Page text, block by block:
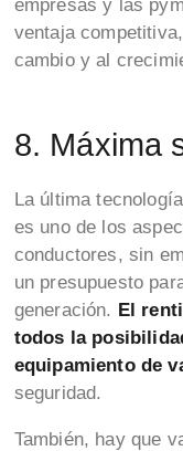
empresas y las
ventaja
cambio y al
8. Máxima
La última
es uno de los
conductores, sin
un presupuesto
generación. El
todos la
equipamiento de
seguridad.
También, hay que